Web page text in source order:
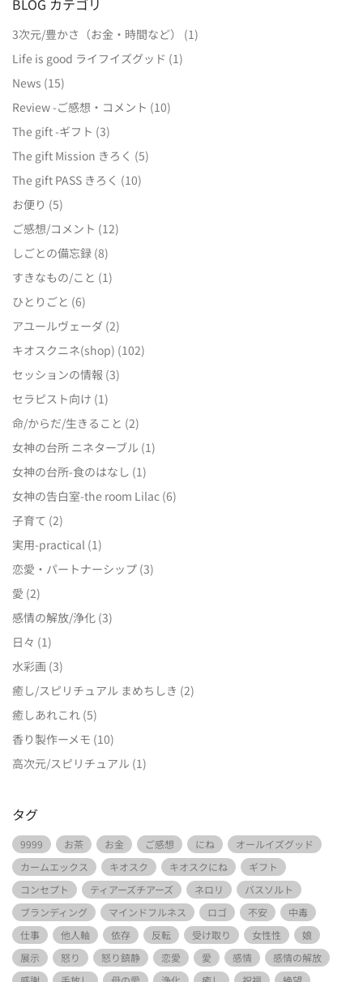
BLOG カテゴリ
3次元/豊かさ（お金・時間など）
(1)
Life is good ライフイズグッド (1)
News (15)
Review -ご感想・コメント (10)
The gift -ギフト (3)
The gift Mission きろく (5)
The gift PASS きろく (10)
お便り (5)
ご感想/コメント (12)
しごとの備忘録 (8)
すきなもの/こと (1)
ひとりごと (6)
アユールヴェーダ (2)
キオスクニネ(shop) (102)
セッションの情報 (3)
セラピスト向け (1)
命/からだ/生きること (2)
女神の台所 ニネターブル (1)
女神の台所-食のはなし (1)
女神の告白室-the room Lilac (6)
子育て (2)
実用-practical (1)
恋愛・パートナーシップ (3)
愛 (2)
感情の解放/浄化 (3)
日々 (1)
水彩画 (3)
癒し/スピリチュアル まめちしき (2)
癒しあれこれ (5)
香り製作ーメモ (10)
高次元/スピリチュアル (1)
タグ
9999 お茶 お金 ご感想 にね
オールイズグッド
カームエックス
キオスク キオスクにね
ギフト
コンセプト
ティアーズチアーズ ネロリ
バスソルト
ブランディング
マインドフルネス ロゴ 不安
中毒
仕事
他人軸 依存 反転 受け取り 女性性
娘
展示
怒り 怒り鎮静 恋愛 愛 感情
感情の解放